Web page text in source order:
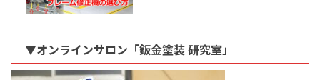
▼オンラインサロン「鈑金塗装 研究室」